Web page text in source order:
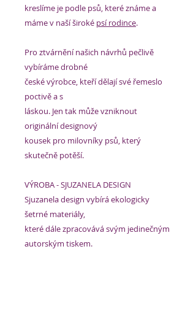
kreslíme je podle psů, které známe a
máme v naší široké psí rodince.
Pro ztvárnění našich návrhů pečlivě
vybíráme drobné
české výrobce, kteří dělají své řemeslo
poctivě a s
láskou. Jen tak může vzniknout
originální designový
kousek pro milovníky psů, který
skutečně potěší.
VÝROBA - SJUZANELA DESIGN
Sjuzanela design vybírá ekologicky
šetrné materiály,
které dále zpracovává svým jedinečným
autorským tiskem.